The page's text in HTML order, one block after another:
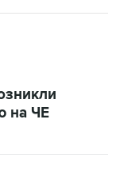
ЧЕ